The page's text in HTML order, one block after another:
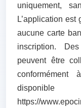
uniquement,
L’application
aucune carte
inscription.
peuvent être
https://